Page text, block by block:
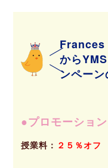
から
ンペーン
プロモーショ
授業料： ２５ ％オフ